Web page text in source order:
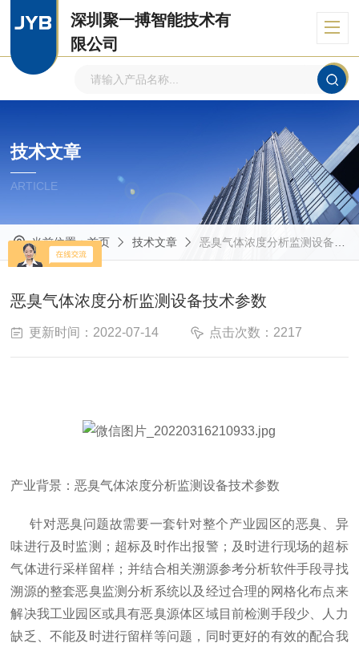
深圳聚一搏智能技术有
限公司
技术文章
ARTICLE
当前位置：首页 技术文章 恶臭气体浓度分析监测设备技术参数
恶臭气体浓度分析监测设备技术参数
更新时间：2022-07-14 点击次数：2217
产业背景：恶臭气体浓度分析监测设备技术参数
针对恶臭问题故需要一套针对整个产业园区的恶臭、异
味进行及时监测；超标及时作出报警；及时进行现场的超标
气体进行采样留样；并结合相关溯源参考分析软件手段寻找
溯源的整套恶臭监测分析系统以及经过合理的网格化布点来
解决我工业园区或具有恶臭源体区域目前检测手段少、人力
缺乏、不能及时进行留样等问题，同时更好的有效的配合我